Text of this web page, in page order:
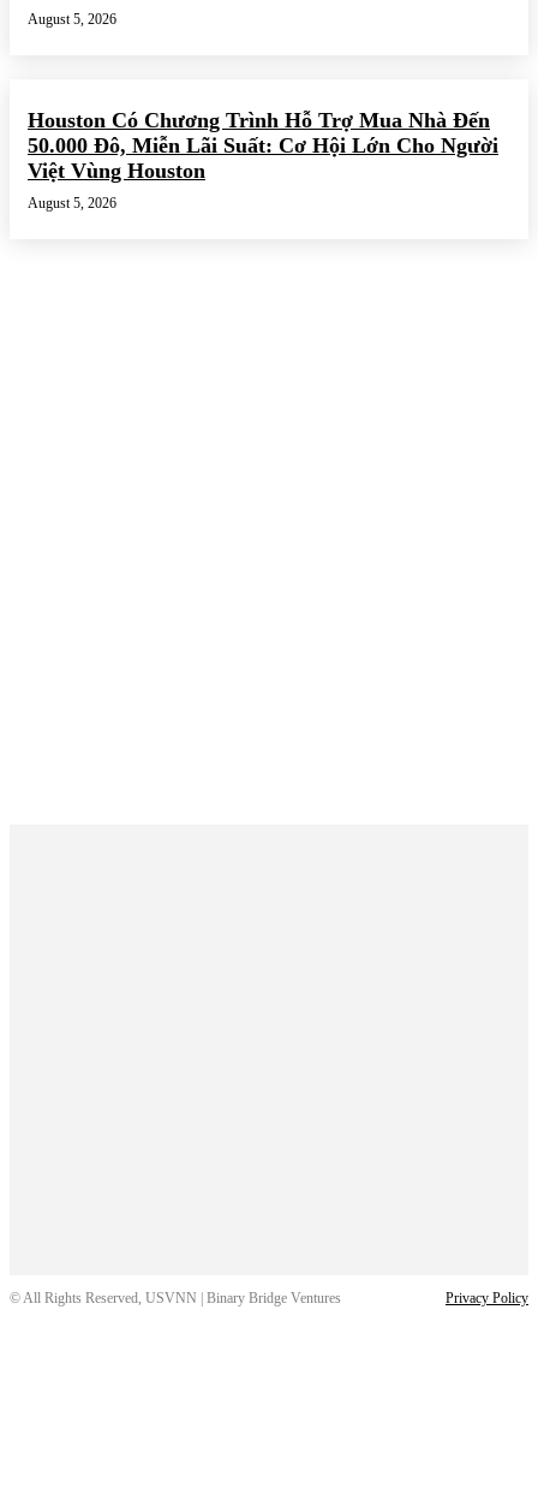
August 5, 2026
Houston Có Chương Trình Hỗ Trợ Mua Nhà Đến
50.000 Đô, Miễn Lãi Suất: Cơ Hội Lớn Cho Người
Việt Vùng Houston
August 5, 2026
© All Rights Reserved, USVNN | Binary Bridge Ventures Privacy Policy